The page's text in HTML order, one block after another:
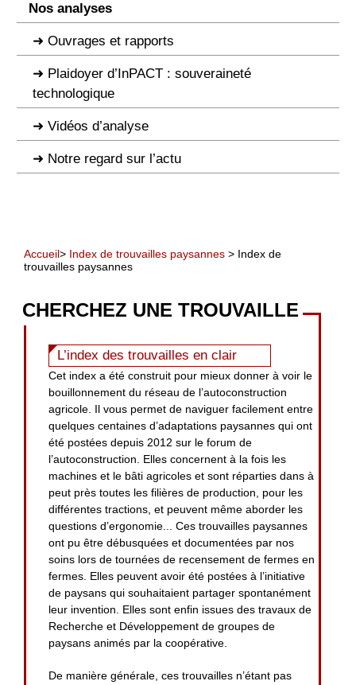
Nos analyses
Ouvrages et rapports
Plaidoyer d’InPACT : souveraineté
technologique
Vidéos d’analyse
Notre regard sur l’actu
Accueil> Index de trouvailles paysannes > Index de
trouvailles paysannes
CHERCHEZ UNE TROUVAILLE
L’index des trouvailles en clair
Cet index a été construit pour mieux donner à voir le
bouillonnement du réseau de l’autoconstruction
agricole. Il vous permet de naviguer facilement entre
quelques centaines d’adaptations paysannes qui ont
été postées depuis 2012 sur le forum de
l’autoconstruction. Elles concernent à la fois les
machines et le bâti agricoles et sont réparties dans à
peut près toutes les filières de production, pour les
différentes tractions, et peuvent même aborder les
questions d’ergonomie... Ces trouvailles paysannes
ont pu être débusquées et documentées par nos
soins lors de tournées de recensement de fermes en
fermes. Elles peuvent avoir été postées à l’initiative
de paysans qui souhaitaient partager spontanément
leur invention. Elles sont enfin issues des travaux de
Recherche et Développement de groupes de
paysans animés par la coopérative.
De manière générale, ces trouvailles n’étant pas